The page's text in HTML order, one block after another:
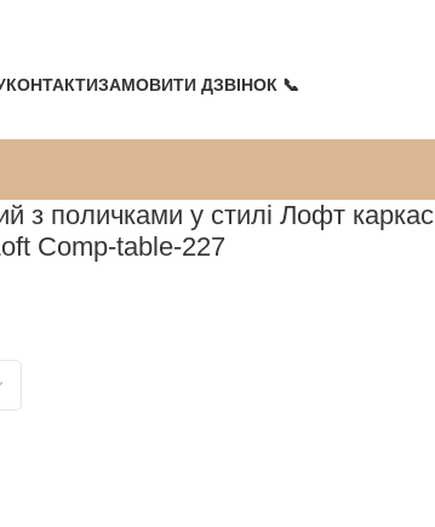
КОНТАКТИЗАМОВИТИ ДЗВІНОК 📞
з поличками у стилі Лофт каркас
Comp-table-227